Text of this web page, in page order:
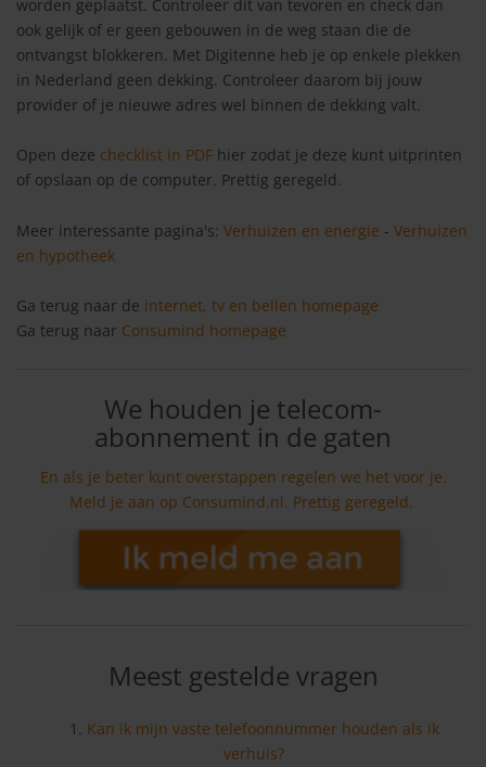
worden geplaatst. Controleer dit van tevoren en check dan
ook gelijk of er geen gebouwen in de weg staan die de
ontvangst blokkeren. Met Digitenne heb je op enkele plekken
in Nederland geen dekking. Controleer daarom bij jouw
provider of je nieuwe adres wel binnen de dekking valt.
Open deze checklist in PDF hier zodat je deze kunt uitprinten
of opslaan op de computer. Prettig geregeld.
Meer interessante pagina's: Verhuizen en energie - Verhuizen
en hypotheek
Ga terug naar de internet, tv en bellen homepage
Ga terug naar Consumind homepage
We houden je telecom-
abonnement in de gaten
En als je beter kunt overstappen regelen we het voor je.
Meld je aan op Consumind.nl. Prettig geregeld.
Meest gestelde vragen
Kan ik mijn vaste telefoonnummer houden als ik
verhuis?